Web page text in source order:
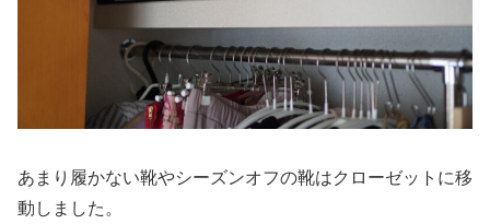
あまり履かない靴やシーズンオフの靴はクローゼットに移
動しました。